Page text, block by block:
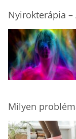
Nyirokterápia –
Milyen